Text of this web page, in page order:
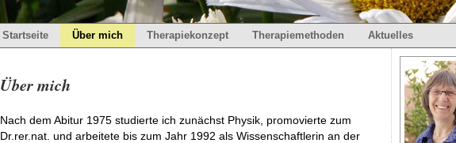
Startseite Über mich Therapiekonzept Therapiemethoden Aktuelles
Über mich
Nach dem Abitur 1975 studierte ich zunächst Physik, promovierte zum
Dr.rer.nat. und arbeitete bis zum Jahr 1992 als Wissenschaftlerin an der